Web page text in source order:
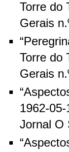
Torre do
Gerais
Torre do
Gerais
1962-
Jornal O